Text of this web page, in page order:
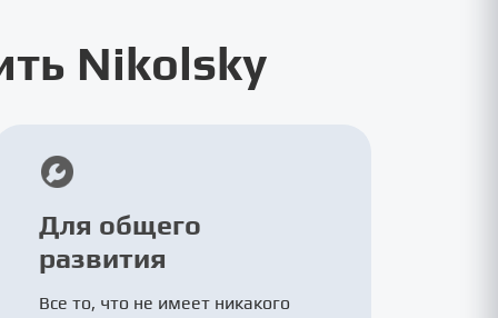
Nikolsky
Для общего
развития
Все то, что не имеет никакого